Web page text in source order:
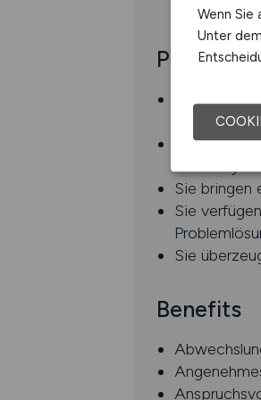
und
Profil
Sie
FI/CO
Sie haben
Sie bringen
Sie
Sie
Benefits
Wenn Sie
Unter